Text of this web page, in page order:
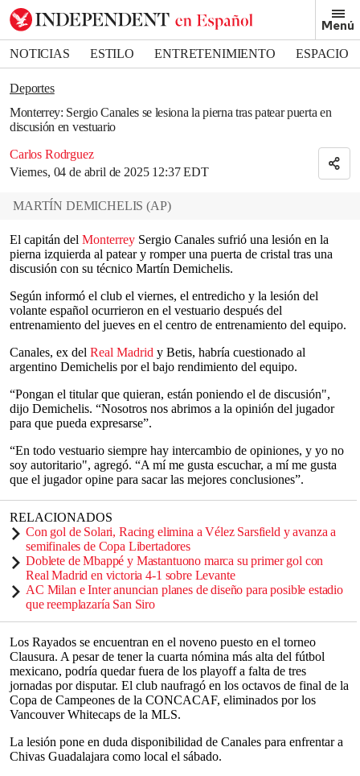
Menú
NOTICIAS ESTILO ENTRETENIMIENTO
ESPACIO
DEPORTES
Deportes
Monterrey: Sergio Canales se lesiona la pierna tras patear puerta en
discusión en vestuario
Carlos Rodrguez
Viernes, 04 de abril de 2025 12:37 EDT
Bookmark popover
Removed from bookmarks
Close popover
MARTÍN DEMICHELIS (AP)
El capitán del Monterrey Sergio Canales sufrió una lesión en la
pierna izquierda al patear y romper una puerta de cristal tras una
discusión con su técnico Martín Demichelis.
Según informó el club el viernes, el entredicho y la lesión del
volante español ocurrieron en el vestuario después del
entrenamiento del jueves en el centro de entrenamiento del equipo.
Canales, ex del Real Madrid y Betis, habría cuestionado al
argentino Demichelis por el bajo rendimiento del equipo.
“Pongan el titular que quieran, están poniendo el de discusión",
dijo Demichelis. “Nosotros nos abrimos a la opinión del jugador
para que pueda expresarse”.
“En todo vestuario siempre hay intercambio de opiniones, y yo no
soy autoritario", agregó. “A mí me gusta escuchar, a mí me gusta
que el jugador opine para sacar las mejores conclusiones”.
RELACIONADOS
Con gol de Solari, Racing elimina a Vélez Sarsfield y avanza a
semifinales de Copa Libertadores
Doblete de Mbappé y Mastantuono marca su primer gol con
Real Madrid en victoria 4-1 sobre Levante
AC Milan e Inter anuncian planes de diseño para posible estadio
que reemplazaría San Siro
Los Rayados se encuentran en el noveno puesto en el torneo
Clausura. A pesar de tener la cuarta nómina más alta del fútbol
mexicano, podría quedar fuera de los playoff a falta de tres
jornadas por disputar. El club naufragó en los octavos de final de la
Copa de Campeones de la CONCACAF, eliminados por los
Vancouver Whitecaps de la MLS.
La lesión pone en duda disponibilidad de Canales para enfrentar a
Chivas Guadalajara como local el sábado.